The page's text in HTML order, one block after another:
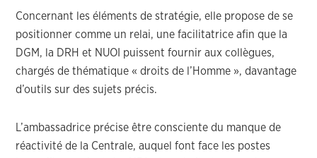
Concernant les éléments de stratégie, elle propose de se
positionner comme un relai, une facilitatrice afin que la
DGM, la DRH et NUOI puissent fournir aux collègues,
chargés de thématique « droits de l’Homme », davantage
d’outils sur des sujets précis.
L’ambassadrice précise être consciente du manque de
réactivité de la Centrale, auquel font face les postes